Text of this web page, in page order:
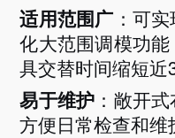
适用范围广 ：可
化大范围调模功
具交替时间缩短近
易于维护 ：敞开
方便日常检查和维